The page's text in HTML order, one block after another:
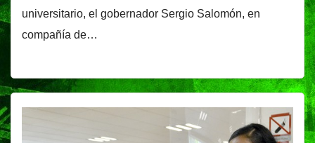
universitario, el gobernador Sergio Salomón, en
compañía de…